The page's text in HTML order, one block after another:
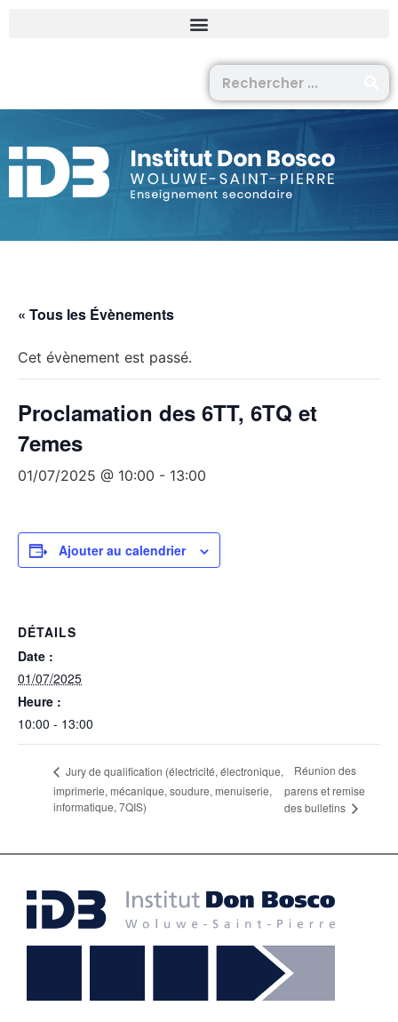
« Tous les Évènements
Cet évènement est passé.
Proclamation des 6TT, 6TQ et
7emes
01/07/2025 @ 10:00 - 13:00
Ajouter au calendrier
DÉTAILS
Date :
01/07/2025
Heure :
10:00 - 13:00
Jury de qualification (électricité, électronique,
imprimerie, mécanique, soudure, menuiserie,
informatique, 7QIS)
Réunion des
parens et remise
des bulletins